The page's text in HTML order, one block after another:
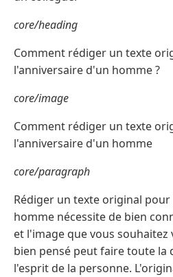
core/heading
Comment rédiger un texte
l'anniversaire d'un homme ?
core/image
Comment rédiger un texte
l'anniversaire d'un homme
core/paragraph
Rédiger un texte original
homme nécessite de bien
et l'image que vous souhaitez
bien pensé peut faire toute
l'esprit de la personne.